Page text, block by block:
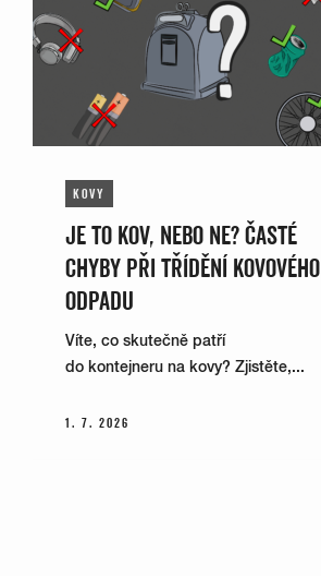
KOVY
JE TO KOV, NEBO NE? ČASTÉ
CHYBY PŘI TŘÍDĚNÍ KOVOVÉHO
ODPADU
Víte, co skutečně patří
do kontejneru na kovy? Zjistěte,...
1. 7. 2026